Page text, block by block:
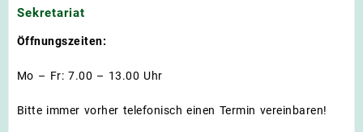
Sekretariat
Öffnungszeiten:
Mo – Fr: 7.00 – 13.00 Uhr
Bitte immer vorher telefonisch einen Termin vereinbaren!